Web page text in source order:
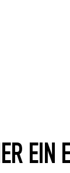
EIN